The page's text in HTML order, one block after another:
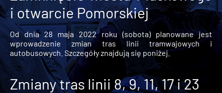
i otwarcie Pomorskiej
Od dnia 28 maja 2022 roku (sobota) planowane jest
wprowadzenie zmian tras linii tramwajowych i
autobusowych. Szczegóły znajdują się poniżej.
Zmiany tras linii 8, 9, 11, 17 i 23